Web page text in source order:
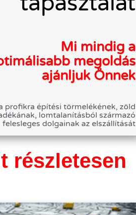
Mi mindig a
megoldás
ajánljuk Önnek
profikra építési törmelékének, zöld
lomtalanításból származó
felesleges dolgainak az elszállítását
részletesen